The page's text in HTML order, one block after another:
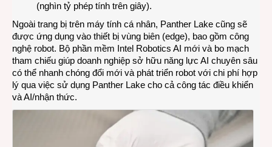
(nghìn tỷ phép tính trên giây).
Ngoài trang bị trên máy tính cá nhân, Panther Lake cũng sẽ
được ứng dụng vào thiết bị vùng biên (edge), bao gồm công
nghệ robot. Bộ phần mềm Intel Robotics AI mới và bo mạch
tham chiếu giúp doanh nghiệp sở hữu năng lực AI chuyên sâu
có thể nhanh chóng đổi mới và phát triển robot với chi phí hợp
lý qua việc sử dụng Panther Lake cho cả công tác điều khiển
và AI/nhận thức.